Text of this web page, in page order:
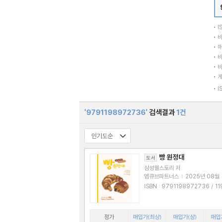
'9791198972736' 검색결과1건
도서 빵 원정대
삼성웰스토리 저
엠큐브파트너스 | 2025년 08월
ISBN : 9791198972736 / 1198972
정가 매입가(최상) 매입가(상) 매